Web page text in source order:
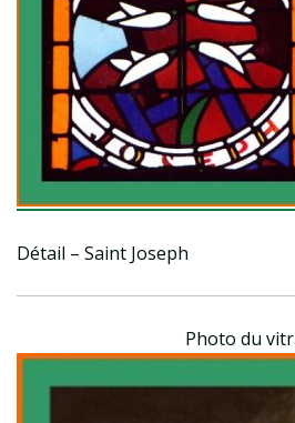
Détail – Saint Joseph
Photo du